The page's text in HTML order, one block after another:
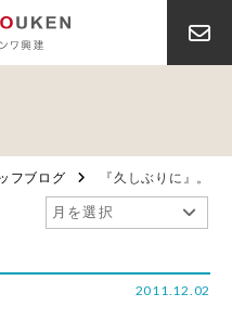
フブログ 『久しぶりに』。
2011.12.02